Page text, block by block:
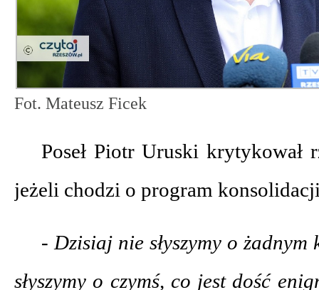
Fot. Mateusz Ficek
Poseł Piotr Uruski krytykował
jeżeli chodzi o program
- Dzisiaj nie słyszymy o
słyszymy o czymś, co jest dość